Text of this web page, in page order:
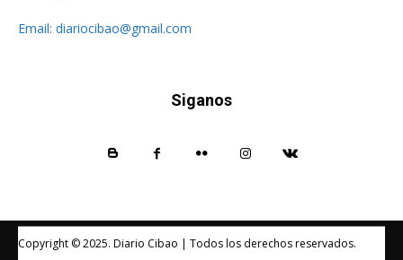
Email: diariocibao@gmail.com
Siganos
Copyright © 2025. Diario Cibao | Todos los derechos reservados.